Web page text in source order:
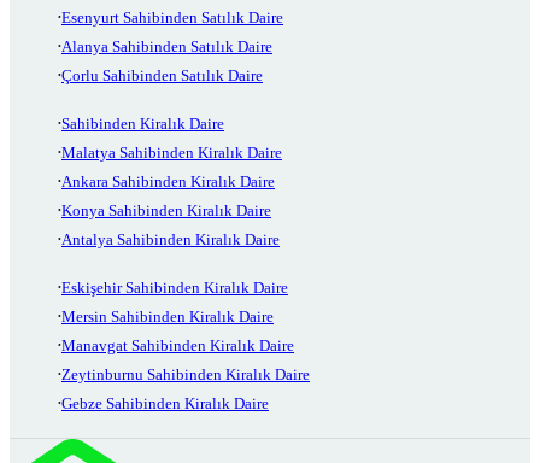
Esenyurt Sahibinden Satılık Daire
Alanya Sahibinden Satılık Daire
Çorlu Sahibinden Satılık Daire
Sahibinden Kiralık Daire
Malatya Sahibinden Kiralık Daire
Ankara Sahibinden Kiralık Daire
Konya Sahibinden Kiralık Daire
Antalya Sahibinden Kiralık Daire
Eskişehir Sahibinden Kiralık Daire
Mersin Sahibinden Kiralık Daire
Manavgat Sahibinden Kiralık Daire
Zeytinburnu Sahibinden Kiralık Daire
Gebze Sahibinden Kiralık Daire